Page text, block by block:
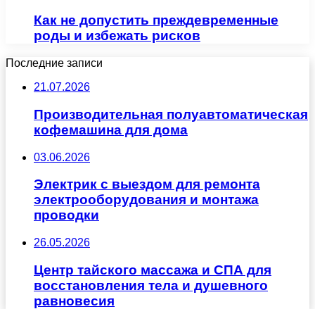
Как не допустить преждевременные
роды и избежать рисков
Последние записи
21.07.2026
Производительная полуавтоматическая
кофемашина для дома
03.06.2026
Электрик с выездом для ремонта
электрооборудования и монтажа
проводки
26.05.2026
Центр тайского массажа и СПА для
восстановления тела и душевного
равновесия